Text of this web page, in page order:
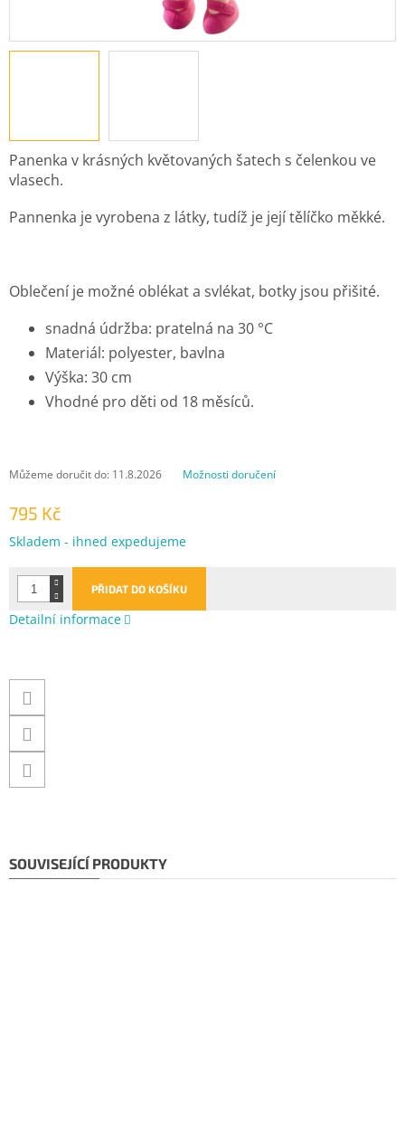
795 Kč
Měrná
Skladem - ihned expedujeme
Můžeme doručit do: 11.8.2026 Možnosti doručení
PŘIDAT DO KOŠÍKU
Panenka v krásných květovaných šatech s čelenkou ve
vlasech.
Pannenka je vyrobena z látky, tudíž je její tělíčko měkké.
Oblečení je možné oblékat a svlékat, botky jsou přišité.
snadná údržba: pratelná na 30 °C
Materiál: polyester, bavlna
Výška: 30 cm
Vhodné pro děti od 18 měsíců.
Detailní informace
SOUVISEJÍCÍ PRODUKTY